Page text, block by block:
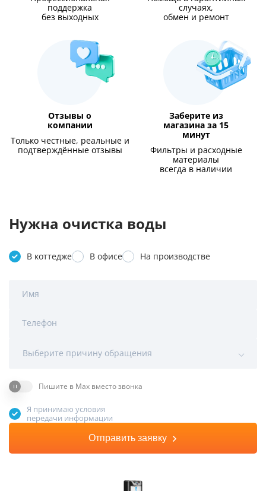
поддержка
без выходных
случаях,
обмен и ремонт
Отзывы о
компании
Только честные, реальные и
подтверждённые отзывы
Заберите из
магазина за 15
минут
Фильтры и расходные
материалы
всегда в наличии
Нужна очистка воды
В коттедже В офисе На производстве
Имя
Телефон
Выберите причину обращения
Пишите в Max вместо звонка
Я принимаю условия
передачи информации
Отправить заявку